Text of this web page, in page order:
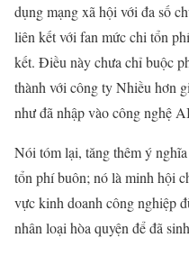
dụng mạng xã hội với đa số
liên kết với fan mức chi tổn
kết. Điều này chưa chỉ buộc
thành với công ty Nhiều hơn
như đã nhập vào công nghệ
Nói tóm lại, tăng thêm ý
tổn phí buôn; nó là minh hội
vực kinh doanh công nghiệp
nhân loại hòa quyện để đã